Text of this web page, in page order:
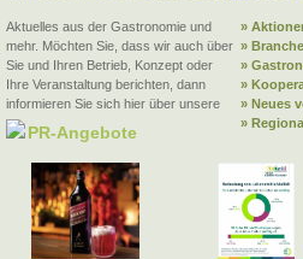
Aktuelles aus der Gastronomie und
mehr. Möchten Sie, dass wir auch über
Sie und Ihren Betrieb, Konzept oder
Ihre Veranstaltung berichten, dann
informieren Sie sich hier über unsere
PR-Angebote
»
»
»
»
» Neues
»